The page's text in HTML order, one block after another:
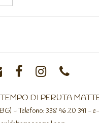
DI PERUTA
- Telefono: 338 96 20 391 -